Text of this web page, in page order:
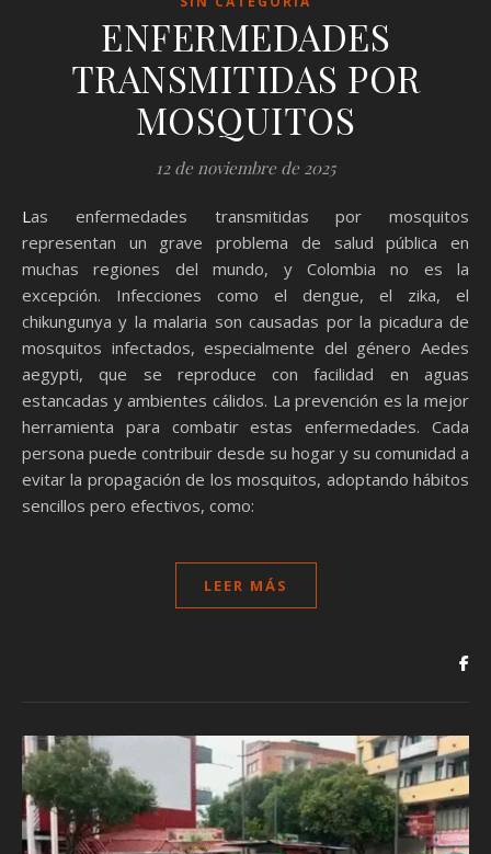
ENFERMEDADES
TRANSMITIDAS POR
MOSQUITOS
12 de noviembre de 2025
Las enfermedades transmitidas por mosquitos
representan un grave problema de salud pública en
muchas regiones del mundo, y Colombia no es la
excepción. Infecciones como el dengue, el zika, el
chikungunya y la malaria son causadas por la picadura de
mosquitos infectados, especialmente del género Aedes
aegypti, que se reproduce con facilidad en aguas
estancadas y ambientes cálidos. La prevención es la mejor
herramienta para combatir estas enfermedades. Cada
persona puede contribuir desde su hogar y su comunidad a
evitar la propagación de los mosquitos, adoptando hábitos
sencillos pero efectivos, como:
LEER MÁS